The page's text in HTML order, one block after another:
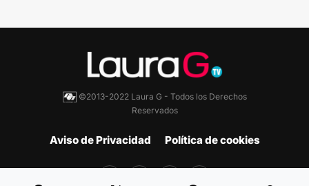
©2013-2022 Laura G - Todos los Derechos
Reservados
Aviso de Privacidad Política de cookies